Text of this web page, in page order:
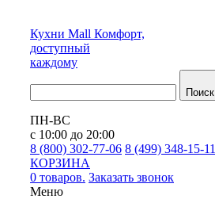
Кухни Mall Комфорт,
доступный
каждому
Поиск
ПН-ВС
с 10:00 до 20:00
8 (800) 302-77-06 8 (499) 348-15-11
КОРЗИНА
0 товаров. Заказать звонок
Меню